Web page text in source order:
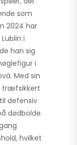
som
2024 har
i
han sig
i
Med sin
træfsikkert
defensiv
dødbolde.
hvilket